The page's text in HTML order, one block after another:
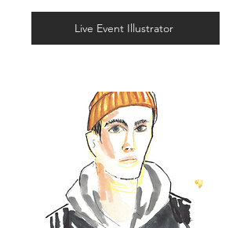
Live Event Illustrator